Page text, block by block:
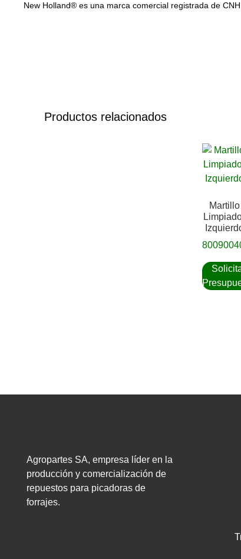
New Holland® es una marca comercial registrada de
Productos relacionados
Martillo
Agropartes SA, empresa líder en la
producción y comercialización de
repuestos para picadoras de
forrajes.